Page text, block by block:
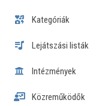
Kategóriák
Lejátszási listák
Intézmények
Közreműködők